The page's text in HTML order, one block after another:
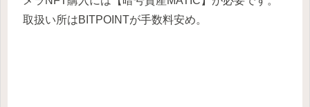
取扱い所はBITPOINTが手数料安め。